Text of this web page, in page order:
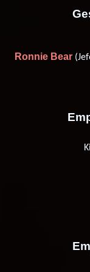
Ronnie Bear